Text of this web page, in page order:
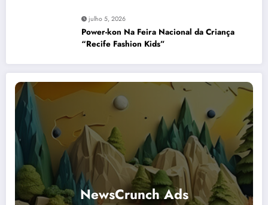
julho 5, 2026
Power-kon Na Feira Nacional da Criança
“Recife Fashion Kids”
NewsCrunch Ads